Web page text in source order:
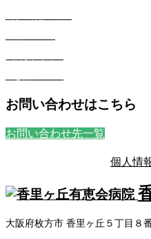
お問い合わせはこちら
お問い合わせ先一覧
個人情
大阪府枚方市 香里ヶ丘５丁目８番